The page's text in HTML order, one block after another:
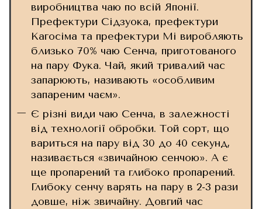
виробництва чаю по всій Японії.
Префектури Сідзуока, префектури
Кагосіма та префектури Мі виробляють
близько 70% чаю Сенча, приготованого
на пару Фука. Чай, який тривалий час
запарюють, називають «особливим
запареним чаєм».
Є різні види чаю Сенча, в залежності
від технології обробки. Той сорт, що
вариться на пару від 30 до 40 секунд,
називається «звичайною сенчою». А є
ще пропарений та глибоко пропарений.
Глибоку сенчу варять на пару в 2-3 рази
довше, ніж звичайну. Довгий час